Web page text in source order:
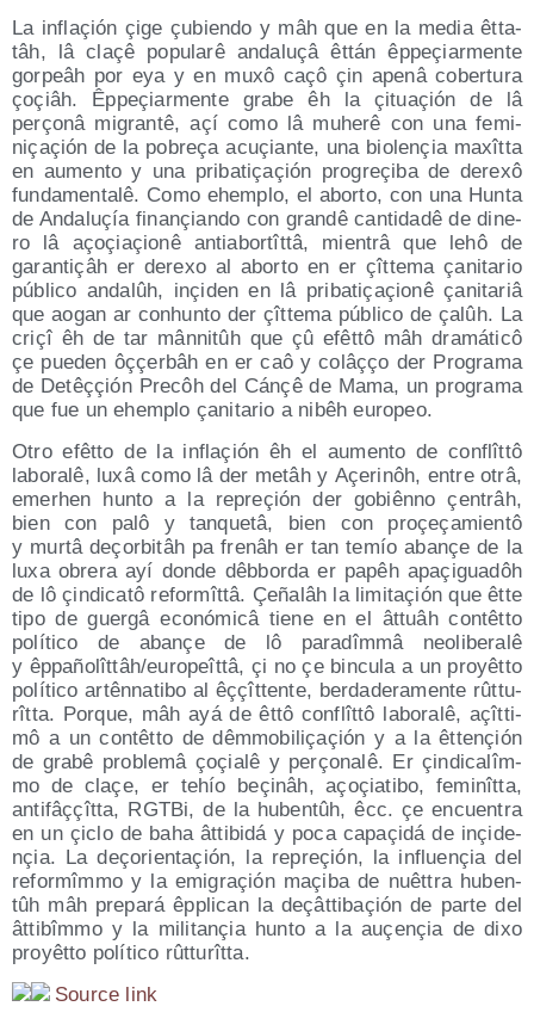
La inflaçión çige çubien­do y mâh que en la media êtta­
tâh, lâ claçê popu­la­rê anda­luçâ êttán êppeçiar­men­te
gor­peâh por eya y en muxô caçô çin ape­nâ cober­tu­ra
çoçiâh. Êppeçiar­men­te gra­be êh la çituaçión de lâ
perço­nâ migran­tê, açí como lâ muhe­rê con una femi­
niçaçión de la pobreça acuçian­te, una bio­le­nçia maxît­ta
en aumen­to y una pri­ba­tiçaçión pro­greçi­ba de dere­xô
fun­da­men­ta­lê. Como ehem­plo, el abor­to, con una Hun­ta
de Anda­luçía fina­nçian­do con gran­dê can­ti­da­dê de dine­
ro lâ açoçiaçio­nê anti­abor­tît­tâ, mien­trâ que lehô de
garan­tiçâh er dere­xo al abor­to en er çît­te­ma çani­ta­rio
públi­co anda­lûh, inçi­den en lâ pri­ba­tiçaçio­nê çani­ta­riâ
que aogan ar conhun­to der çît­te­ma públi­co de çalûh. La
criçî êh de tar mân­ni­tûh que çû efêt­tô mâh dra­má­ti­cô
çe pue­den ôççer­bâh en er caô y colâçço der Pro­gra­ma
de Detêççión Pre­côh del Cánçê de Mama, un pro­gra­ma
que fue un ehem­plo çani­ta­rio a nibêh europeo.
Otro efêt­to de la inflaçión êh el aumen­to de con­flît­tô
labo­ra­lê, luxâ como lâ der metâh y Açe­ri­nôh, entre otrâ,
emerhen hun­to a la repreçión der gobiênno çen­trâh,
bien con palô y tan­que­tâ, bien con proçeça­mien­tô
y mur­tâ deçor­bi­tâh pa fre­nâh er tan temío aba­nçe de la
luxa obre­ra ayí don­de dêb­bor­da er papêh apaçi­gua­dôh
de lô çin­di­ca­tô refor­mît­tâ. Çeña­lâh la limi­taçión que êtte
tipo de guer­gâ eco­nó­mi­câ tie­ne en el âttuâh con­têt­to
polí­ti­co de aba­nçe de lô para­dîm­mâ neo­li­be­ra­lê
y êppañolîttâh/​europeîttâ, çi no çe bin­cu­la a un pro­yêt­to
polí­ti­co artên­na­ti­bo al êççît­ten­te, ber­da­de­ra­men­te rût­tu­
rît­ta. Por­que, mâh ayá de êttô con­flît­tô labo­ra­lê, açît­ti­
mô a un con­têt­to de dêm­mo­bi­liçaçión y a la êtte­nçión
de gra­bê pro­ble­mâ çoçia­lê y perço­na­lê. Er çin­di­ca­lîm­
mo de claçe, er tehío beçi­nâh, açoçia­ti­bo, femi­nît­ta,
anti­fâççît­ta, RGT­Bi, de la huben­tûh, êcc. çe encuen­tra
en un çiclo de baha âtti­bi­dá y poca capaçi­dá de inçi­de­
nçia. La deço­rien­taçión, la repreçión, la influe­nçia del
refor­mîm­mo y la emi­graçión maçi­ba de nuêt­tra huben­
tûh mâh pre­pa­rá êppli­can la deçât­ti­baçión de par­te del
âtti­bîm­mo y la mili­ta­nçia hun­to a la auçe­nçia de dixo
pro­yêt­to polí­ti­co rûtturîtta.
Sour­ce link